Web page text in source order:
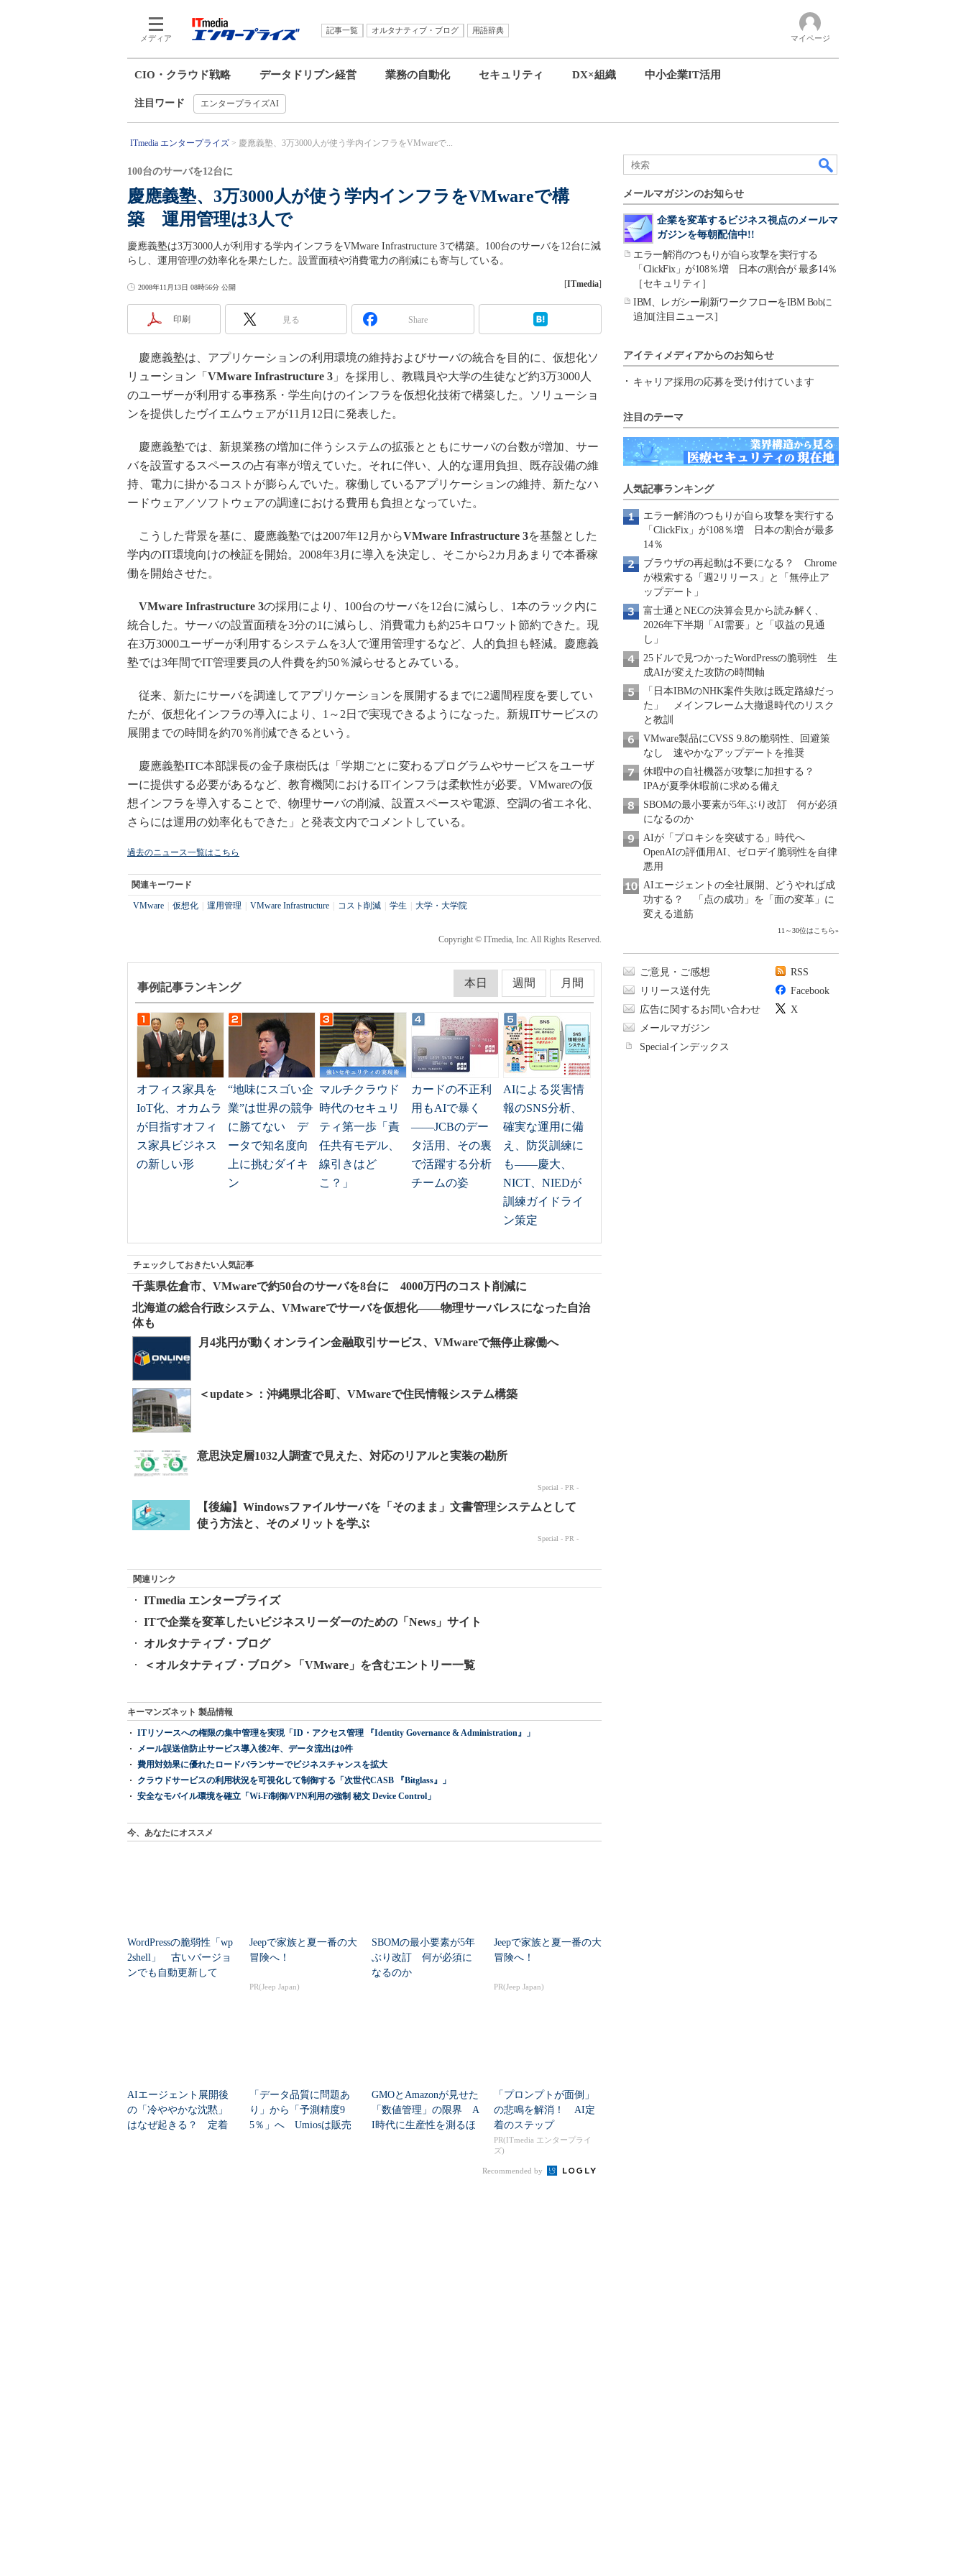
メディア
記事一覧 オルタナティブ・ブログ
用語辞典
マイページ
CIO・クラウド戦略 データドリブン経営 業務の自動化 セキュリティ DX×組織 中小企業IT活用
注目ワード エンタープライズAI
ITmedia エンタープライズ 慶應義塾、3万3000人が使う学内インフラをVMwareで...
慶應義塾、3万3000人が使う学内インフラをVMwareで構
築 運用管理は3人で
100台のサーバを12台に
慶應義塾は3万3000人が利用する学内インフラをVMware Infrastructure 3で構築。100台のサーバを12台に減
らし、運用管理の効率化を果たした。設置面積や消費電力の削減にも寄与している。
2008年11月13日 08時56分 公開 [ITmedia]
印刷 見る Share
慶應義塾は、アプリケーションの利用環境の維持およびサーバの統合を目的に、仮想化ソ
リューション「 VMware Infrastructure 3 」を採用し、教職員や大学の生徒など約3万3000人
のユーザーが利用する事務系・学生向けのインフラを仮想化技術で構築した。ソリューショ
ンを提供したヴイエムウェアが11月12日に発表した。
慶應義塾では、新規業務の増加に伴うシステムの拡張とともにサーバの台数が増加、サー
バを設置するスペースの占有率が増えていた。それに伴い、人的な運用負担、既存設備の維
持、電力に掛かるコストが膨らんでいた。稼働しているアプリケーションの維持、新たなハ
ードウェア／ソフトウェアの調達における費用も負担となっていた。
こうした背景を基に、慶應義塾では2007年12月からVMware Infrastructure 3を基盤とした
学内のIT環境向けの検証を開始。2008年3月に導入を決定し、そこから2カ月あまりで本番稼
働を開始させた。
VMware Infrastructure 3の採用により、100台のサーバを12台に減らし、1本のラック内に
統合した。サーバの設置面積を3分の1に減らし、消費電力も約25キロワット節約できた。現
在3万3000ユーザーが利用するシステムを3人で運用管理するなど、人的負担も軽減。慶應義
塾では3年間でIT管理要員の人件費を約50％減らせるとみている。
従来、新たにサーバを調達してアプリケーションを展開するまでに2週間程度を要してい
たが、仮想化インフラの導入により、1～2日で実現できるようになった。新規ITサービスの
展開までの時間を約70％削減できるという。
慶應義塾ITC本部課長の金子康樹氏は「学期ごとに変わるプログラムやサービスをユーザ
ーに提供する必要があるなど、教育機関におけるITインフラは柔軟性が必要。VMwareの仮
想インフラを導入することで、物理サーバの削減、設置スペースや電源、空調の省エネ化、
さらには運用の効率化もできた」と発表文内でコメントしている。
過去のニュース一覧はこちら
関連キーワード
VMware 仮想化 運用管理 VMware Infrastructure コスト削減 学生 大学・大学院
Copyright © ITmedia, Inc. All Rights Reserved.
事例記事ランキング 本日 週間 月間
オフィス家具を
IoT化、オカムラ
が目指すオフィ
ス家具ビジネス
の新しい形
“地味にスゴい企
業”は世界の競争
に勝てない デ
ータで知名度向
上に挑むダイキ
ン
マルチクラウド
時代のセキュリ
ティ第一歩「責
任共有モデル、
線引きはど
こ？」
カードの不正利
用もAIで暴く
――JCBのデー
タ活用、その裏
で活躍する分析
チームの姿
AIによる災害情
報のSNS分析、
確実な運用に備
え、防災訓練に
も――慶大、
NICT、NIEDが
訓練ガイドライ
ン策定
チェックしておきたい人気記事
千葉県佐倉市、VMwareで約50台のサーバを8台に 4000万円のコスト削減に
北海道の総合行政システム、VMwareでサーバを仮想化――物理サーバレスになった自治
体も
月4兆円が動くオンライン金融取引サービス、VMwareで無停止稼働へ
＜update＞：沖縄県北谷町、VMwareで住民情報システム構築
関連リンク
ITmedia エンタープライズ
ITで企業を変革したいビジネスリーダーのための「News」サイト
オルタナティブ・ブログ
＜オルタナティブ・ブログ＞「VMware」を含むエントリー一覧
キーマンズネット 製品情報
ITリソースへの権限の集中管理を実現「ID・アクセス管理 『Identity Governance & Administration』」
メール誤送信防止サービス導入後2年、データ流出は0件
費用対効果に優れたロードバランサーでビジネスチャンスを拡大
クラウドサービスの利用状況を可視化して制御する「次世代CASB 『Bitglass』」
安全なモバイル環境を確立「Wi-Fi制御/VPN利用の強制 秘文 Device Control」
今、あなたにオススメ
WordPressの脆弱性「wp
2shell」 古いバージョ
ンでも自動更新して
Jeepで家族と夏一番の大
冒険へ！
PR(Jeep Japan)
SBOMの最小要素が5年
ぶり改訂 何が必須に
なるのか
Jeepで家族と夏一番の大
冒険へ！
PR(Jeep Japan)
AIエージェント展開後
の「冷ややかな沈黙」
はなぜ起きる？ 定着
「データ品質に問題あ
り」から「予測精度9
5％」へ Umiosは販売
GMOとAmazonが見せた
「数値管理」の限界 A
I時代に生産性を測るほ
「プロンプトが面倒」
の悲鳴を解消！ AI定
着のステップ
PR(ITmedia エンタープライ
ズ)
Recommended by
メールマガジンのお知らせ
企業を変革するビジネス視点のメールマ
ガジンを毎朝配信中!!
エラー解消のつもりが自ら攻撃を実行する
「ClickFix」が108％増 日本の割合が 最多14％
［セキュリティ］
IBM、レガシー刷新ワークフローをIBM Bobに
追加[注目ニュース]
アイティメディアからのお知らせ
キャリア採用の応募を受け付けています
注目のテーマ
人気記事ランキング
エラー解消のつもりが自ら攻撃を実行する
「ClickFix」が108％増 日本の割合が最多
14％
ブラウザの再起動は不要になる？ Chrome
が模索する「週2リリース」と「無停止ア
ップデート」
富士通とNECの決算会見から読み解く、
2026年下半期「AI需要」と「収益の見通
し」
25ドルで見つかったWordPressの脆弱性 生
成AIが変えた攻防の時間軸
「日本IBMのNHK案件失敗は既定路線だっ
た」 メインフレーム大撤退時代のリスク
と教訓
VMware製品にCVSS 9.8の脆弱性、回避策
なし 速やかなアップデートを推奨
休暇中の自社機器が攻撃に加担する？
IPAが夏季休暇前に求める備え
SBOMの最小要素が5年ぶり改訂 何が必須
になるのか
AIが「プロキシを突破する」時代へ
OpenAIの評価用AI、ゼロデイ脆弱性を自律
悪用
AIエージェントの全社展開、どうやれば成
功する？ 「点の成功」を「面の変革」に
変える道筋
11～30位はこちら»
ご意見・ご感想
リリース送付先
広告に関するお問い合わせ
メールマガジン
Specialインデックス
RSS
Facebook
X